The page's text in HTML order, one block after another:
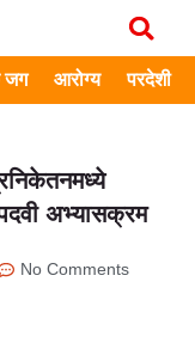
जग आरोग्य परदेशी
अभ्यासक्रम
No Comments